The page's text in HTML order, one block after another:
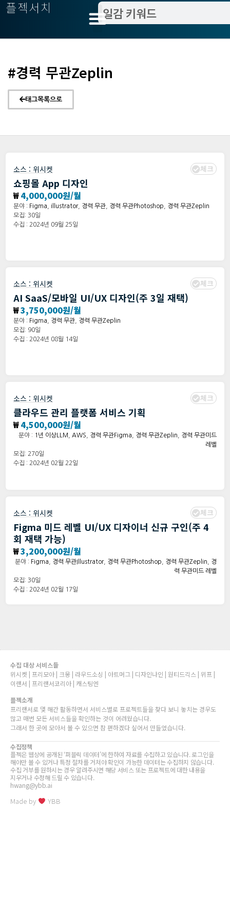
플젝서치
#경력 무관Zeplin
태그목록으로
소스 : 위시켓 체크
쇼핑몰 App 디자인
₩4,000,000원/월
분야 : Figma illustrator, 경력 무관 경력 무관Photoshop
경력 무관Zeplin
모집: 30일
수집 : 2024년 09월 25일
소스 : 위시켓 체크
AI SaaS/모바일 UI/UX 디자인(주 3일 재택)
₩3,750,000원/월
분야 : Figma 경력 무관
경력 무관Zeplin
모집: 90일
수집 : 2024년 08월 14일
소스 : 위시켓 체크
클라우드 관리 플랫폼 서비스 기획
₩4,500,000원/월
분야 : 1년 이상LLM AWS 경력 무관Figma 경력 무관Zeplin
경력 무관미드
레벨
모집: 270일
수집 : 2024년 02월 22일
소스 : 위시켓 체크
Figma 미드 레벨 UI/UX 디자이너 신규 구인(주 4
회 재택 가능)
₩3,200,000원/월
분야 : Figma 경력 무관Illustrator, 경력 무관Photoshop 경력 무관Zeplin
경
력 무관미드 레벨
모집: 30일
수집 : 2024년 02월 17일
수집 대상 서비스들
위시켓 | 프리모아 | 크몽 | 라우드소싱 | 아트머그 | 디자인나인 | 원티드긱스 | 위프 |
이랜서 | 프리랜서코리아 | 캐스팅엔
플젝소개
프리랜서로 몇 해간 활동하면서 서비스별로 프로젝트들을 찾다 보니 놓치는 경우도
많고 매번 모든 서비스들을 확인하는 것이 어려웠습니다.
그래서 한 곳에 모아서 볼 수 있으면 참 편하겠다 싶어서 만들었습니다.
수집정책
플젝은 웹상에 공개된 ‘퍼블릭 데이터’에 한하여 자료를 수집하고 있습니다. 로그인을
해야만 볼 수 있거나 특정 절차를 거쳐야 확인이 가능한 데이터는 수집하지 않습니다.
수집 거부를 원하시는 경우 알려주시면 해당 서비스 또는 프로젝트에 대한 내용을
지우거나 수정해 드릴 수 있습니다.
hwang@ybb.ai
Made by YBB